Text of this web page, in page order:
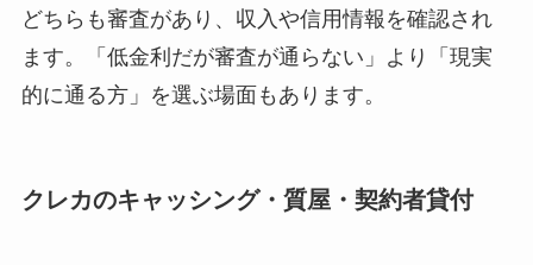
どちらも審査があり、収入や信用情報を確認され
ます。「低金利だが審査が通らない」より「現実
的に通る方」を選ぶ場面もあります。
クレカのキャッシング・質屋・契約者貸付